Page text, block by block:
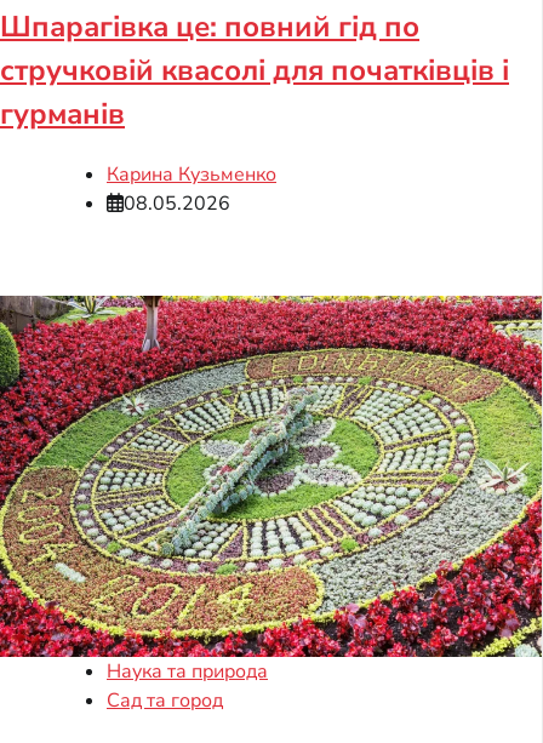
Шпарагівка це: повний гід по
стручковій квасолі для початківців і
гурманів
Карина Кузьменко
08.05.2026
Наука та природа
Сад та город